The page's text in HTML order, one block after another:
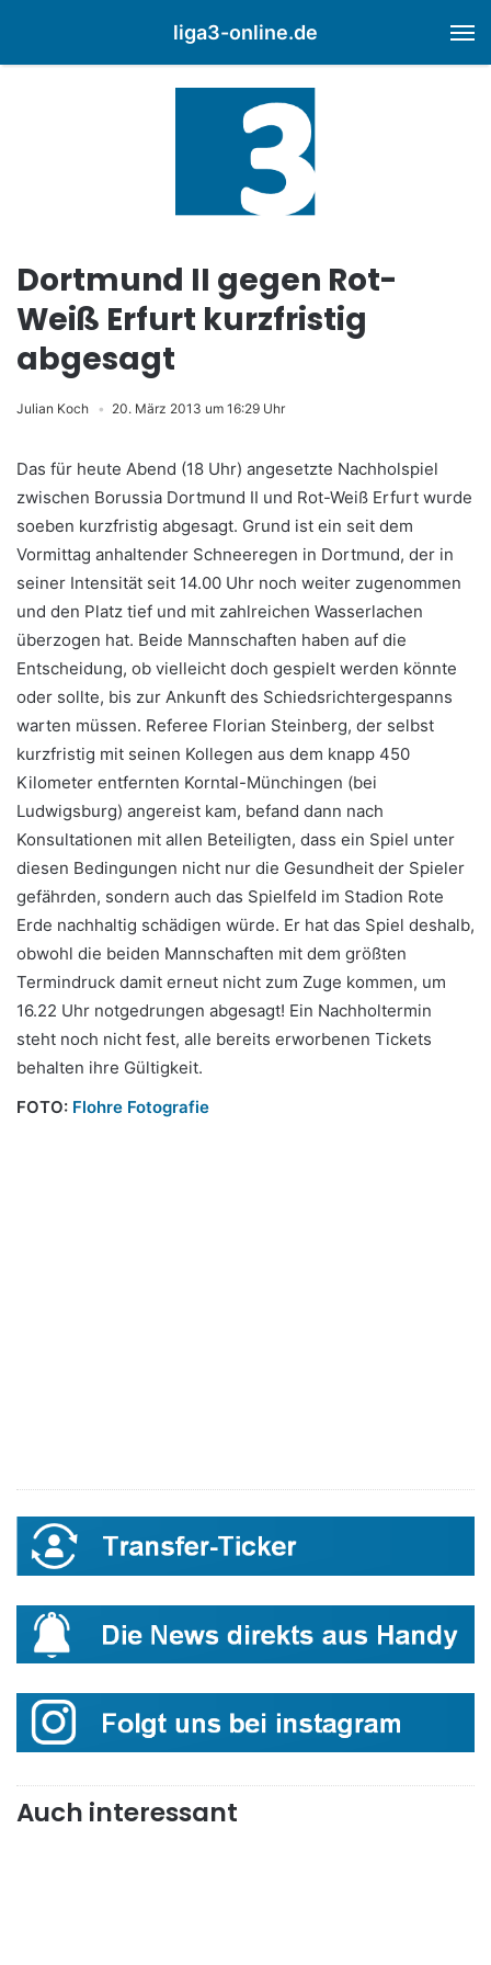
liga3-online.de
Dortmund II gegen Rot-
Weiß Erfurt kurzfristig
abgesagt
Julian Koch 20. März 2013 um 16:29 Uhr
Das für heute Abend (18 Uhr) angesetzte Nachholspiel
zwischen Borussia Dortmund II und Rot-Weiß Erfurt wurde
soeben kurzfristig abgesagt. Grund ist ein seit dem
Vormittag anhaltender Schneeregen in Dortmund, der in
seiner Intensität seit 14.00 Uhr noch weiter zugenommen
und den Platz tief und mit zahlreichen Wasserlachen
überzogen hat. Beide Mannschaften haben auf die
Entscheidung, ob vielleicht doch gespielt werden könnte
oder sollte, bis zur Ankunft des Schiedsrichtergespanns
warten müssen. Referee Florian Steinberg, der selbst
kurzfristig mit seinen Kollegen aus dem knapp 450
Kilometer entfernten Korntal-Münchingen (bei
Ludwigsburg) angereist kam, befand dann nach
Konsultationen mit allen Beteiligten, dass ein Spiel unter
diesen Bedingungen nicht nur die Gesundheit der Spieler
gefährden, sondern auch das Spielfeld im Stadion Rote
Erde nachhaltig schädigen würde. Er hat das Spiel deshalb,
obwohl die beiden Mannschaften mit dem größten
Termindruck damit erneut nicht zum Zuge kommen, um
16.22 Uhr notgedrungen abgesagt! Ein Nachholtermin
steht noch nicht fest, alle bereits erworbenen Tickets
behalten ihre Gültigkeit.
FOTO: Flohre Fotografie
Auch interessant